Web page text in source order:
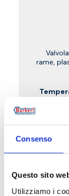
Consenso
Questo sito
Utilizziamo i
rame,